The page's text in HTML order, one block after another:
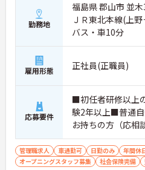
勤務地
福島県 郡山市 並
ＪＲ東北本線(上
バス・車10分
雇用形態 正社員(正職員)
応募要件
■初任者研修以上
験2年以上■普通
お持ちの方（応
ど多様なメンバー
マネジメント経験
店や販売店などの)
管理職求人 車通勤可 日勤のみ
年間休
オープニングスタッフ募集
社会保険完備